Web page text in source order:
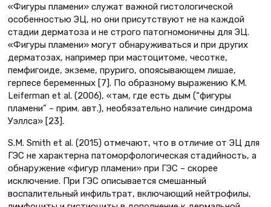
«Фигуры пламени» служат важной гистологической
особенностью ЭЦ, но они присутствуют не на каждой
стадии дерматоза и не строго патогномоничны для ЭЦ.
«Фигуры пламени» могут обнаруживаться и при других
дерматозах, например при мастоцитоме, чесотке,
пемфигоиде, экземе, пруриго, опоясывающем лишае,
герпесе беременных [7]. По образному выражению K.M.
Leiferman et al. (2006), «там, где есть дым (“фигуры
пламени” – прим. авт.), необязательно наличие синдрома
Уэллса» [23].
S.M. Smith et al. (2015) отмечают, что в отличие от ЭЦ для
ГЭС не характерна патоморфологическая стадийность, а
обнаружение «фигур пламени» при ГЭС – скорее
исключение. При ГЭС описывается смешанный
воспалительный инфильтрат, включающий нейтрофилы,